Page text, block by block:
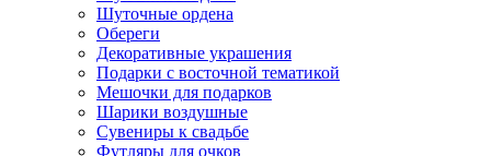
Шуточные ордена
Обереги
Декоративные украшения
Подарки с восточной тематикой
Мешочки для подарков
Шарики воздушные
Сувениры к свадьбе
Футляры для очков